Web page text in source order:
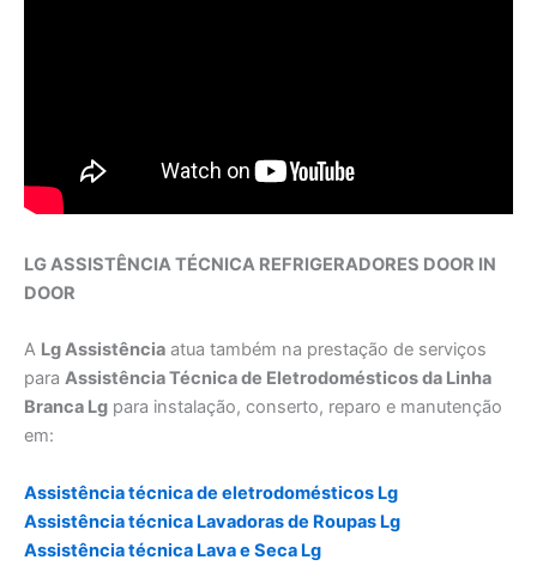
LG ASSISTÊNCIA TÉCNICA REFRIGERADORES DOOR IN
DOOR
A Lg Assistência atua também na prestação de serviços
para Assistência Técnica de Eletrodomésticos da Linha
Branca Lg para instalação, conserto, reparo e manutenção
em:
Assistência técnica de eletrodomésticos Lg
Assistência técnica Lavadoras de Roupas Lg
Assistência técnica Lava e Seca Lg